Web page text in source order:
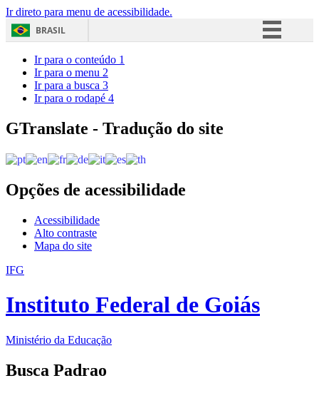
Ir direto para menu de acessibilidade.
BRASIL
Acesso à informação
Ir para o conteúdo 1
Ir para o menu 2
Ir para a busca 3
Ir para o rodapé 4
GTranslate - Tradução do site
Opções de acessibilidade
Acessibilidade
Alto contraste
Mapa do site
IFG
Instituto Federal de Goiás
Ministério da Educação
Busca Padrao